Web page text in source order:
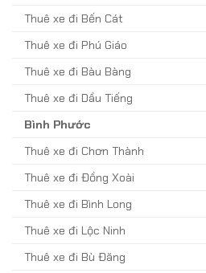
Thuê xe đi Bến Cát
Thuê xe đi Phú Giáo
Thuê xe đi Bàu Bàng
Thuê xe đi Dầu Tiếng
Bình Phước
Thuê xe đi Chơn Thành
Thuê xe đi Đồng Xoài
Thuê xe đi Bình Long
Thuê xe đi Lộc Ninh
Thuê xe đi Bù Đăng